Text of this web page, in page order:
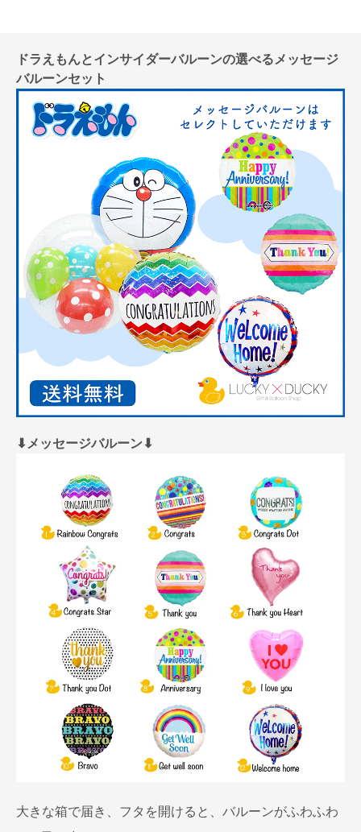
ドラえもんとインサイダーバルーンの選べるメッセージ
バルーンセット
⬇︎メッセージバルーン⬇︎
大きな箱で届き、フタを開けると、バルーンがふわふわ